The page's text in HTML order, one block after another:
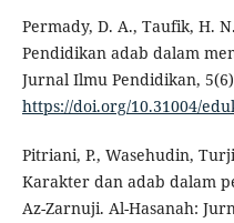
Permady, D. A., Taufik, H.
Pendidikan adab dalam
Jurnal Ilmu Pendidikan,
https://doi.org/10.31004/
Pitriani, P., Wasehudin,
Karakter dan adab dalam
Az-Zarnuji. Al-Hasanah: